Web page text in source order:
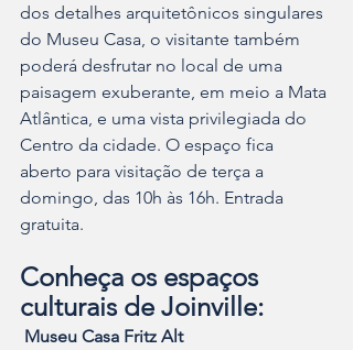
dos detalhes arquitetônicos singulares
do Museu Casa, o visitante também
poderá desfrutar no local de uma
paisagem exuberante, em meio a Mata
Atlântica, e uma vista privilegiada do
Centro da cidade. O espaço fica
aberto para visitação de terça a
domingo, das 10h às 16h. Entrada
gratuita.
Conheça os espaços
culturais de Joinville:
Museu Casa Fritz Alt